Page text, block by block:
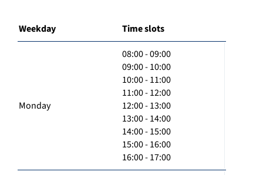
Weekday Time slots
Monday
08:00 - 09:00
09:00 - 10:00
10:00 - 11:00
11:00 - 12:00
12:00 - 13:00
13:00 - 14:00
14:00 - 15:00
15:00 - 16:00
16:00 - 17:00